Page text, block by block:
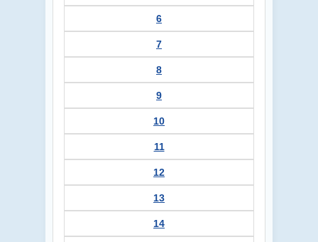
6
7
8
9
10
11
12
13
14